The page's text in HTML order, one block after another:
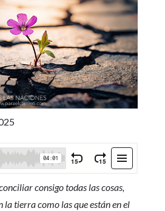
consigo todas las cosas,
la tierra como las que están en el